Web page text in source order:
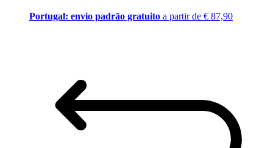
Portugal: envio padrão gratuito a partir de € 87,90